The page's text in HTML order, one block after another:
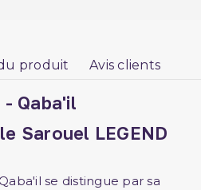
produit Avis clients
- Qaba'il
Sarouel LEGEND
se distingue par sa